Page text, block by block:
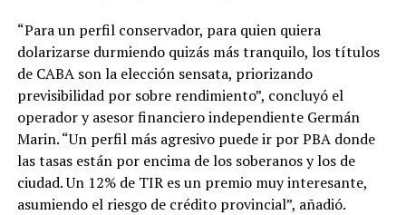
“Para un perfil conservador, para quien quiera
dolarizarse durmiendo quizás más tranquilo, los títulos
de CABA son la elección sensata, priorizando
previsibilidad por sobre rendimiento”, concluyó el
operador y asesor financiero independiente Germán
Marin. “Un perfil más agresivo puede ir por PBA donde
las tasas están por encima de los soberanos y los de
ciudad. Un 12% de TIR es un premio muy interesante,
asumiendo el riesgo de crédito provincial”, añadió.